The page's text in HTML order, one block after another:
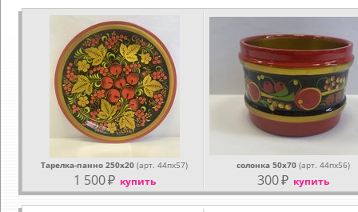
Тарелка-панно 250х20 (арт. 44пх57)
1 500₽ купить
солонка 50х70 (арт. 44пх56)
300₽ купить